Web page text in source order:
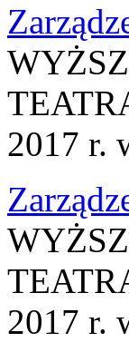
2017 r.
2017 r.